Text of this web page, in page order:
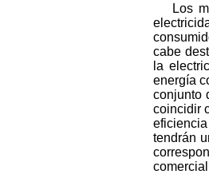
Los
cabe
la
energía
conjunto
coincidir
tendrán